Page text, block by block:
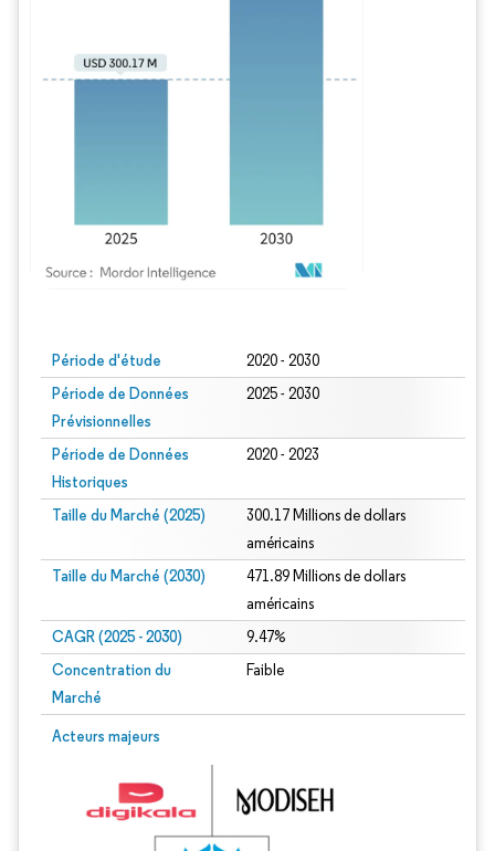
Période d'étude 2020 - 2030
Période de Données
Prévisionnelles
2025 - 2030
Période de Données
Historiques
2020 - 2023
Taille du Marché (2025)
300.17 Millions de dollars
américains
Taille du Marché (2030)
471.89 Millions de dollars
américains
CAGR (2025 - 2030) 9.47%
Concentration du
Marché
Faible
Acteurs majeurs